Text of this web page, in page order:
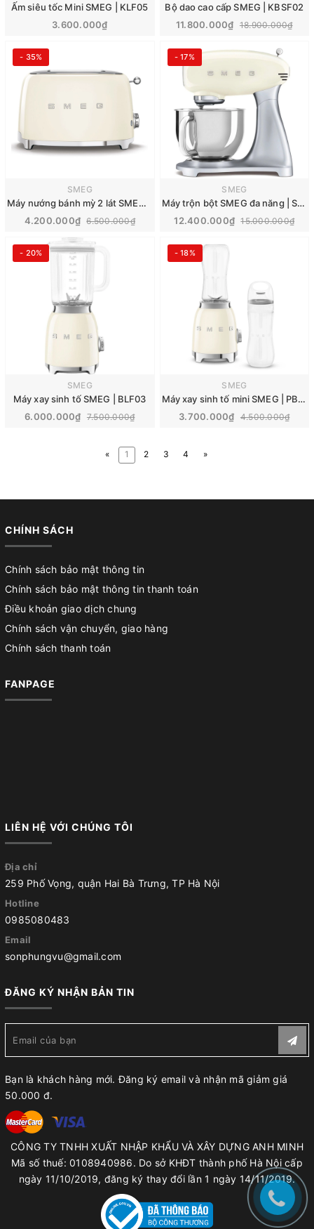
Ấm siêu tốc Mini SMEG | KLF05
3.600.000₫
Bộ dao cao cấp SMEG | KBSF02
11.800.000₫ 18.900.000₫
- 35%
SMEG
Máy nướng bánh mỳ 2 lát SMEG | TSF01
4.200.000₫ 6.500.000₫
- 17%
SMEG
Máy trộn bột SMEG đa năng | SMF02
12.400.000₫ 15.000.000₫
- 20%
SMEG
Máy xay sinh tố SMEG | BLF03
6.000.000₫ 7.500.000₫
- 18%
SMEG
Máy xay sinh tố mini SMEG | PBF01
3.700.000₫ 4.500.000₫
« 1 2 3 4 »
CHÍNH SÁCH
Chính sách bảo mật thông tin
Chính sách bảo mật thông tin thanh toán
Điều khoản giao dịch chung
Chính sách vận chuyển, giao hàng
Chính sách thanh toán
FANPAGE
LIÊN HỆ VỚI CHÚNG TÔI
Địa chỉ
259 Phố Vọng, quận Hai Bà Trưng, TP Hà Nội
Hotline
0985080483
Email
sonphungvu@gmail.com
ĐĂNG KÝ NHẬN BẢN TIN
Bạn là khách hàng mới. Đăng ký email và nhận mã giảm giá
50.000 đ.
CÔNG TY TNHH XUẤT NHẬP KHẨU VÀ XÂY DỰNG ANH MINH
Mã số thuế: 0108940986. Do sở KHĐT thành phố Hà Nội cấp
ngày 11/10/2019, đăng ký thay đổi lần 1 ngày 14/11/2019.